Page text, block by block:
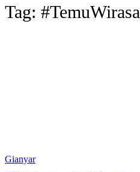
Tag: #TemuWirasa
Gianyar